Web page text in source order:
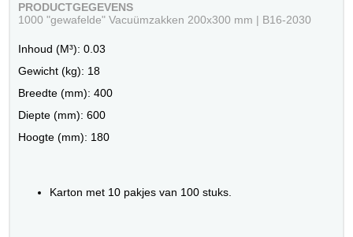
PRODUCTGEGEVENS
1000 "gewafelde" Vacuümzakken 200x300 mm | B16-2030
Inhoud (M³): 0.03
Gewicht (kg): 18
Breedte (mm): 400
Diepte (mm): 600
Hoogte (mm): 180
Karton met 10 pakjes van 100 stuks.